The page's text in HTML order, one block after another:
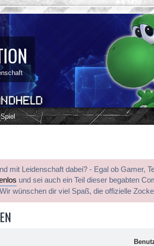
mit Leidenschaft dabei? - Egal ob Gamer,
und sei auch ein Teil dieser begabten
wünschen dir viel Spaß, die offizielle